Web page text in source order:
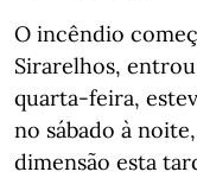
O incêndio
Sirarelhos,
quarta-feira,
no sábado à
dimensão esta